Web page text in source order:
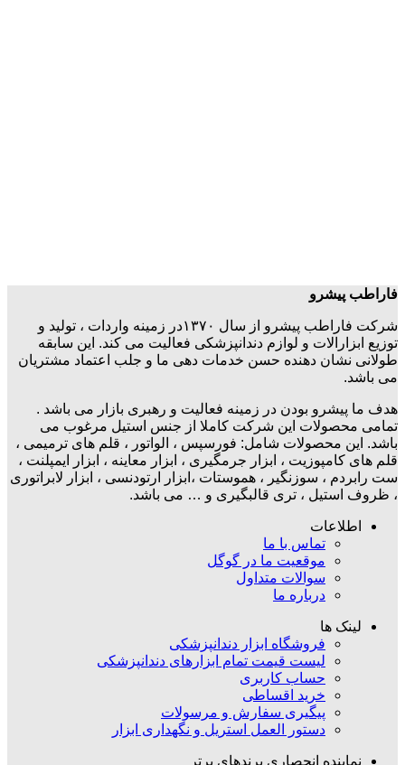
فاراطب پیشرو
شرکت فاراطب پیشرو از سال ۱۳۷۰در زمینه واردات ، تولید و
توزیع ابزارالات و لوازم دندانپزشکی فعالیت می کند. این سابقه
طولانی نشان دهنده حسن خدمات دهی ما و جلب اعتماد مشتریان
می باشد.
هدف ما پیشرو بودن در زمینه فعالیت و رهبری بازار می باشد .
تمامی محصولات این شرکت کاملا از جنس استیل مرغوب می
باشد. این محصولات شامل: فورسپس ، الواتور ، قلم های ترمیمی ،
قلم های کامپوزیت ، ابزار جرمگیری ، ابزار معاینه ، ابزار ایمپلنت ،
ست رابردم ، سوزنگیر ، هموستات ،ابزار ارتودنسی ، ابزار لابراتوری
، ظروف استیل ، تری قالبگیری و … می باشد.
اطلاعات
تماس با ما
موقعیت ما در گوگل
سوالات متداول
درباره ما
لینک ها
فروشگاه ابزار دندانپزشکی
لیست قیمت تمام ابزارهای دندانپزشکی
حساب کاربری
خرید اقساطی
پیگیری سفارش و مرسولات
دستور العمل استریل و نگهداری ابزار
نماینده انحصاری برندهای برتر